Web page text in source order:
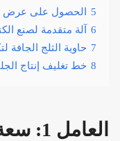
5 الحصول على عرض
6 آلة متقدمة لصنع
7 حاوية الثلج الجافة
8 خط تغليف إنتاج
العامل 1: سعة الإنتاج (كجم/س)